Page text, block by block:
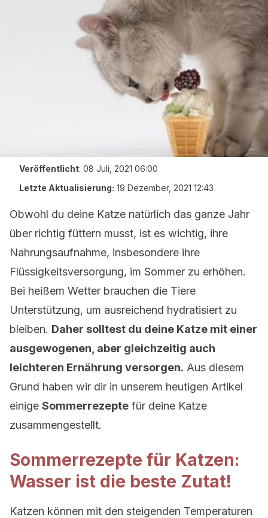
Veröffentlicht: 08 Juli, 2021 06:00
Letzte Aktualisierung: 19 Dezember, 2021 12:43
Obwohl du deine Katze natürlich das ganze Jahr
über richtig füttern musst, ist es wichtig, ihre
Nahrungsaufnahme, insbesondere ihre
Flüssigkeitsversorgung, im Sommer zu erhöhen.
Bei heißem Wetter brauchen die Tiere
Unterstützung, um ausreichend hydratisiert zu
bleiben. Daher solltest du deine Katze mit einer
ausgewogenen, aber gleichzeitig auch
leichteren Ernährung versorgen. Aus diesem
Grund haben wir dir in unserem heutigen Artikel
einige Sommerrezepte für deine Katze
zusammengestellt.
Sommerrezepte für Katzen:
Wasser ist die beste Zutat!
Katzen können mit den steigenden Temperaturen